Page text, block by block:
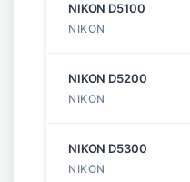
NIKON D5100
NIKON
NIKON D5200
NIKON
NIKON D5300
NIKON